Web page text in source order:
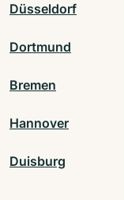
Düsseldorf
Dortmund
Bremen
Hannover
Duisburg